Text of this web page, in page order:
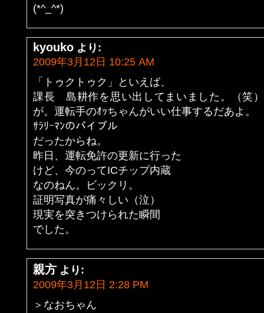
(*^_^*)
kyouko より:
2009年3月12日 10:25 AM
「トゥクトゥク」といえば、
課長 島耕作を思い出してまいました。（笑
が。運転手のｵｯちゃんがいい仕事するだあよ。
ｻﾗﾘｰﾏﾝのバイブル
だったからね。
昨日、運転免許の更新に行った
けど、今のってICチップ内蔵
なのねん。ビックリ。
証明写真が痛々しい（泣）
現実を突きつけられた瞬間
でした。
親方 より:
2009年3月12日 2:28 PM
＞なおちゃん